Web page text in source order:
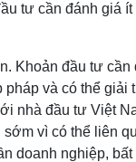
tư cần đánh giá ít
Khoản đầu tư
và có thể giải
nhà đầu tư Việt
sớm vì có thể liên
doanh nghiệp,